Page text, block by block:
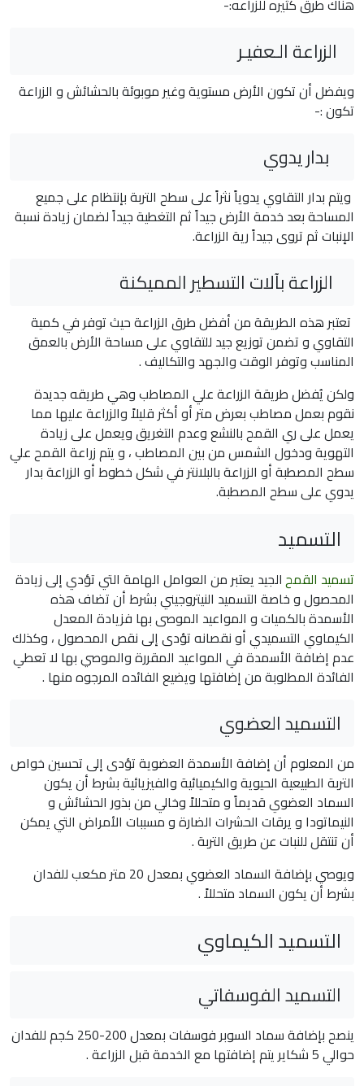
الزراعة الـعفيـر
ويفضل أن تكون الأرض مستوية وغير موبوئة بالحشائش و الزراعة
تكون :-
بدار يدوي
ويتم بدار التقاوي يدوياً نثراً على سطح التربة بإنتظام على جميع
المساحة بعد خدمة الأرض جيداً ثم التغطية جيداً لضمان زيادة نسبة
الإنبات ثم تروى جيداً رية الزراعة.
الزراعة بآلات التسطير المميكنة
تعتبر هذه الطريقة من أفضل طرق الزراعة حيث توفر في كمية
التقاوي و تضمن توزيع جيد للتقاوي على مساحة الأرض بالعمق
المناسب وتوفر الوقت والجهد والتكاليف .
ولكن يُفضل طريقة الزراعة علي المصاطب وهي طريقه جديدة
نقوم بعمل مصاطب بعرض متر أو أكثر قليلاً والزراعة عليها مما
يعمل على ري القمح بالنشع وعدم التغريق ويعمل على زيادة
التهوية ودخول الشمس من بين المصاطب ، و يتم زراعة القمح علي
سطح المصطبة أو الزراعة بالبلانتر في شكل خطوط أو الزراعة بدار
يدوي على سطح المصطبة.
التسميد
تسميد القمحالجيد يعتبر من العوامل الهامة التي تؤدي إلى زيادة
المحصول و خاصة التسميد النيتروجيني بشرط أن تضاف هذه
الأسمدة بالكميات و المواعيد الموصى بها فزيادة المعدل
الكيماوي التسميدي أو نقصانه تؤدى إلى نقص المحصول ، وكذلك
عدم إضافة الأسمدة في المواعيد المقررة والموصي بها لا تعطي
الفائدة المطلوبة من إضافتها ويضيع الفائده المرجوه منها .
التسميد العضوي
من المعلوم أن إضافة الأسمدة العضوية تؤدى إلى تحسين خواص
التربة الطبيعية الحيوية والكيميائية والفيزيائية بشرط أن يكون
السماد العضوي قديماً و متحللاً وخالي من بذور الحشائش و
النيماتودا و يرقات الحشرات الضارة و مسببات الأمراض التي يمكن
أن تنتقل للنبات عن طريق التربة .
ويوصي بإضافة السماد العضوي بمعدل 20 متر مكعب للفدان
بشرط أن يكون السماد متحللاً .
التسميد الكيماوي
التسميد الفوسفاتي
ينصح بإضافة سماد السوبر فوسفات بمعدل 200-250 كجم للفدان
حوالي 5 شكاير يتم إضافتها مع الخدمة قبل الزراعة .